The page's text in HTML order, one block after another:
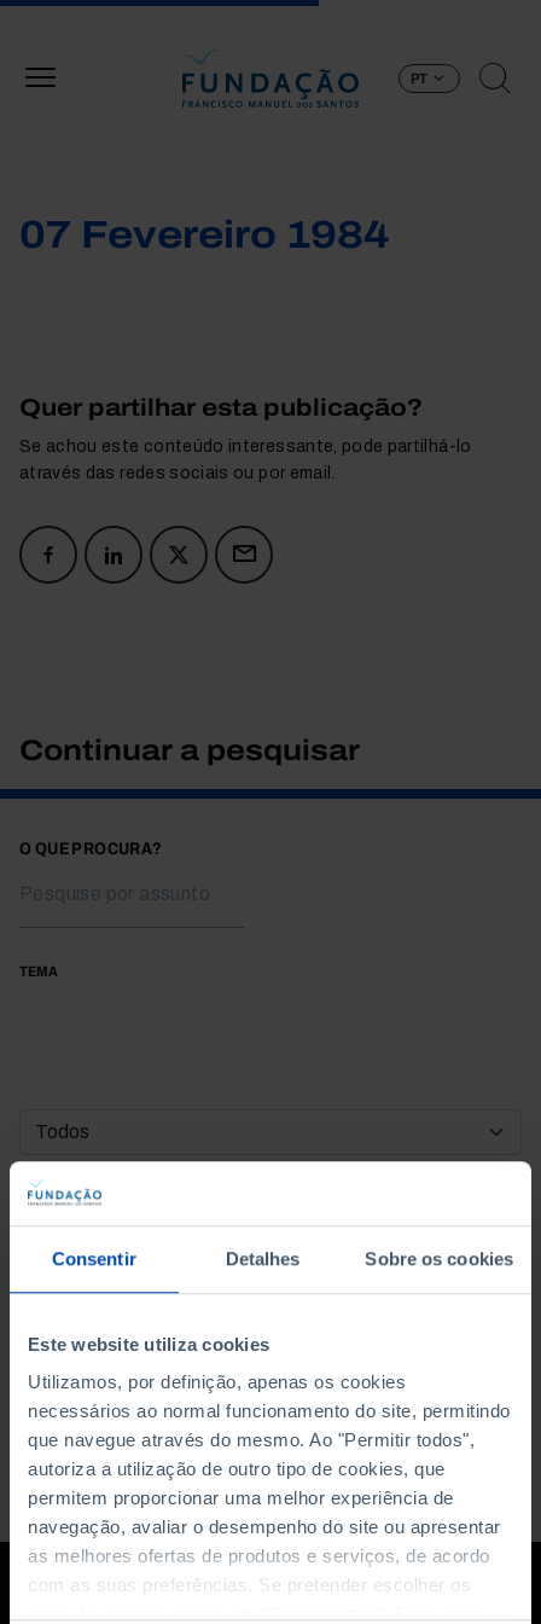
Consentir Detalhes Sobre os cookies
Este website utiliza cookies
Utilizamos, por definição, apenas os cookies
necessários ao normal funcionamento do site, permitindo
que navegue através do mesmo. Ao "Permitir todos",
autoriza a utilização de outro tipo de cookies, que
permitem proporcionar uma melhor experiência de
navegação, avaliar o desempenho do site ou apresentar
as melhores ofertas de produtos e serviços, de acordo
com as suas preferências. Se pretender escolher os
PT
07 Fevereiro 1984
Quer partilhar esta publicação?
Se achou este conteúdo interessante, pode partilhá-lo
através das redes sociais ou por email.
Continuar a pesquisar
O QUE PROCURA?
TEMA
DATA DE INÍCIO
DATA DE FIM